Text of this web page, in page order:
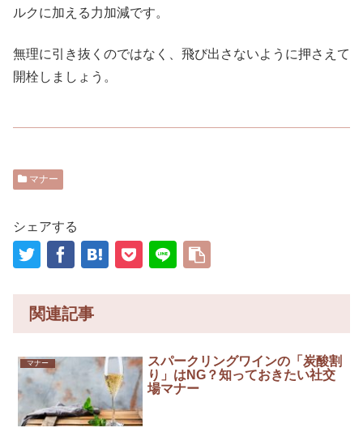
ルクに加える力加減です。
無理に引き抜くのではなく、飛び出さないように押さえて
開栓しましょう。
マナー
シェアする
関連記事
マナー
スパークリングワインの「炭酸割
り」はNG？知っておきたい社交
場マナー